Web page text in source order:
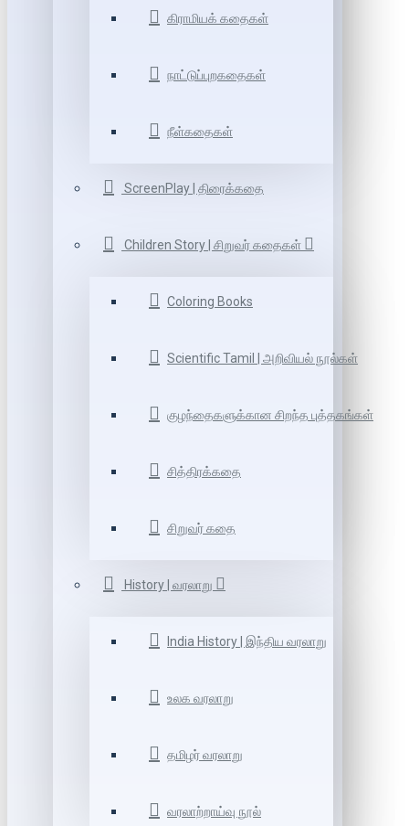
கிராமியக் கதைகள்
நாட்டுப்புறகதைகள்
நீள்கதைகள்
ScreenPlay | திரைக்கதை
Children Story | சிறுவர் கதைகள்
Coloring Books
Scientific Tamil | அறிவியல் நூல்கள்
குழந்தைகளுக்கான சிறந்த புத்தகங்கள்
சித்திரக்கதை
சிறுவர் கதை
History | வரலாறு
India History | இந்திய வரலாறு
உலக வரலாறு
தமிழர் வரலாறு
வரலாற்றாய்வு நூல்